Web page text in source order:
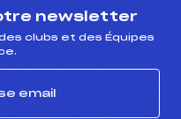
newsletter
clubs et des Équipes